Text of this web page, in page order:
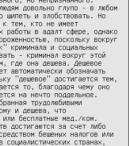
довольно глупо - в любом
шипеть и злобствовать. Но
к тем, кто не имеет
работы в адалт сфере, однако
поскольку вокруг
криминала и социальных
- криминал вокруг этой
где она дешева. Дешевое
автоматически обозначать
"дешевое" достигается тем,
то, благодаря чему оно
на нечто поддельное.
трудолюбивыми
и дешева, что
или бесплатные мед./ком.
достигаются за счет либо
бешеных налогов или
социалистических странах,